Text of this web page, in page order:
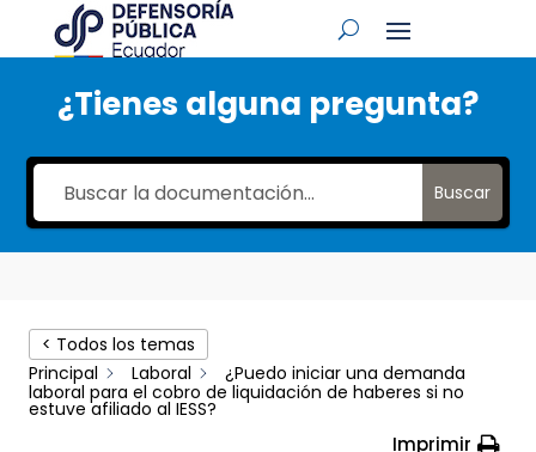
¿Tienes alguna pregunta?
Buscar
< Todos los temas
Principal
Laboral
¿Puedo iniciar una demanda
laboral para el cobro de liquidación de haberes si no
estuve afiliado al IESS?
Imprimir